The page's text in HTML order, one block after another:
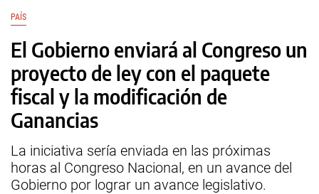
PAÍS
El Gobierno enviará al Congreso un
proyecto de ley con el paquete
fiscal y la modificación de
Ganancias
La iniciativa sería enviada en las próximas
horas al Congreso Nacional, en un avance del
Gobierno por lograr un avance legislativo.